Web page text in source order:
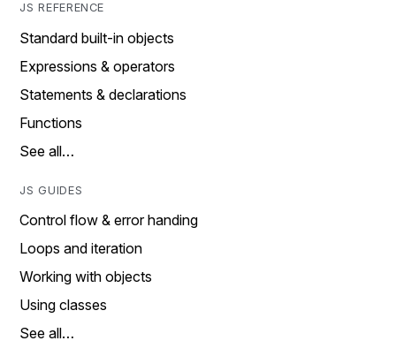
JS REFERENCE
Standard built-in objects
Expressions & operators
Statements & declarations
Functions
See all…
JS GUIDES
Control flow & error handing
Loops and iteration
Working with objects
Using classes
See all…